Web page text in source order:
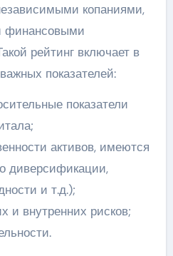
копаниями,
финансовыми
рейтинг включает в
показателей:
показатели
активов, имеются
диверсификации,
и т.д.);
и внутренних рисков;